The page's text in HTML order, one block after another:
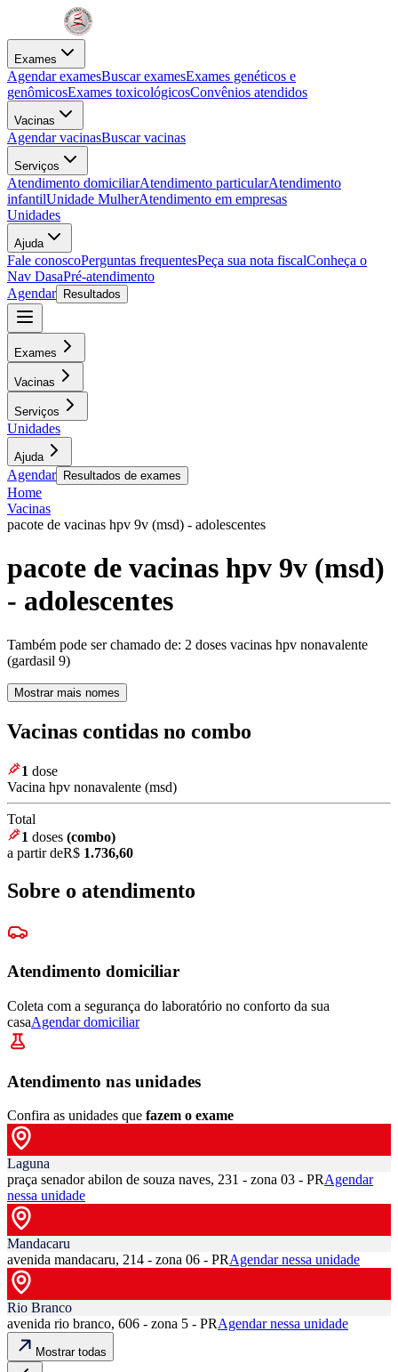
Exames
Agendar examesBuscar examesExames genéticos e
genômicosExames toxicológicosConvênios atendidos
Vacinas
Agendar vacinasBuscar vacinas
Serviços
Atendimento domiciliarAtendimento particularAtendimento
infantilUnidade MulherAtendimento em empresas
Unidades
Ajuda
Fale conoscoPerguntas frequentesPeça sua nota fiscalConheça o
Nav DasaPré-atendimento
Agendar
Resultados
Exames
Vacinas
Serviços
Unidades
Ajuda
Agendar Resultados de exames
Home
Vacinas
pacote de vacinas hpv 9v (msd) - adolescentes
pacote de vacinas hpv 9v (msd)
- adolescentes
Também pode ser chamado de: 2 doses vacinas hpv nonavalente
(gardasil 9)
Mostrar mais nomes
Vacinas contidas no combo
1 dose
Vacina hpv nonavalente (msd)
Total
1 doses (combo)
a partir deR$ 1.736,60
Sobre o atendimento
Atendimento domiciliar
Coleta com a segurança do laboratório no conforto da sua
casaAgendar domiciliar
Atendimento nas unidades
Confira as unidades que fazem o exame
Laguna
praça senador abilon de souza naves, 231 - zona 03 - PRAgendar
nessa unidade
Mandacaru
avenida mandacaru, 214 - zona 06 - PRAgendar nessa unidade
Rio Branco
avenida rio branco, 606 - zona 5 - PRAgendar nessa unidade
Mostrar todas